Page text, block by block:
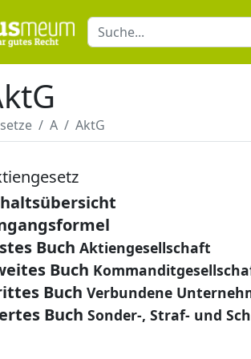
A AktG
Buch Aktiengesellschaft
Buch
Buch Verbundene
Buch Sonder-, Straf- und